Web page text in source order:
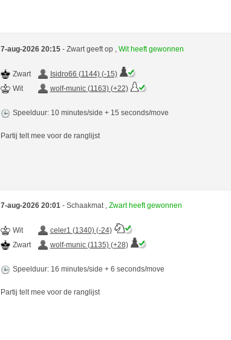
7-aug-2026 20:15 - Zwart geeft op , Wit heeft gewonnen
Zwart
Isidro66 (1144) (-15)
Wit
wolf-munic (1163) (+22)
Speelduur: 10 minutes/side + 15 seconds/move
Partij telt mee voor de ranglijst
7-aug-2026 20:01 - Schaakmat , Zwart heeft gewonnen
Wit
celer1 (1340) (-24)
Zwart
wolf-munic (1135) (+28)
Speelduur: 16 minutes/side + 6 seconds/move
Partij telt mee voor de ranglijst